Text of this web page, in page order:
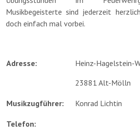
Musikbegeisterte sind jederzeit
doch einfach mal vorbei.
Adresse:
Heinz-Hagelstein-
23881 Alt-Mölln
Musikzugführer: Konrad Lichtin
Telefon: